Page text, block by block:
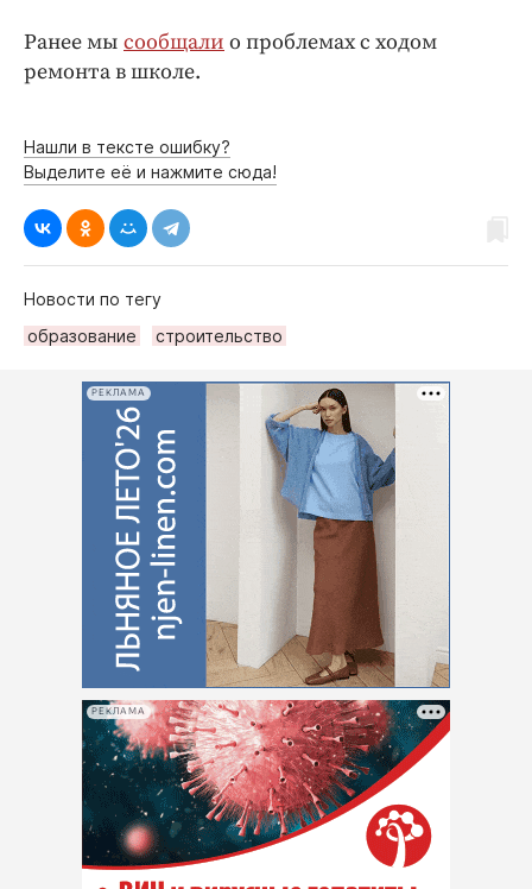
Ранее мы сообщали о проблемах с ходом
ремонта в школе.
Нашли в тексте ошибку?
Выделите её и нажмите сюда!
Новости по тегу
образование
строительство
РЕКЛАМА
РЕКЛАМА